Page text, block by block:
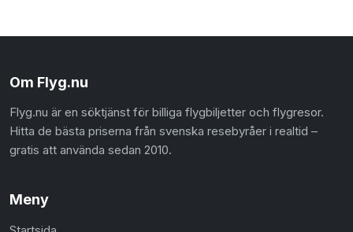
Om Flyg.nu
Flyg.nu är en söktjänst för billiga flygbiljetter och flygresor.
Hitta de bästa priserna från svenska resebyråer i realtid –
gratis att använda sedan 2010.
Meny